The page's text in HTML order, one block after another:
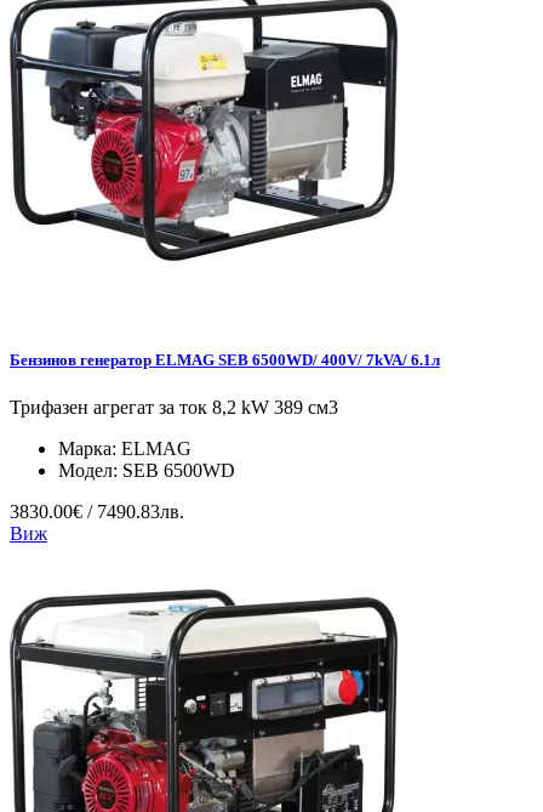
Бензинов генератор ELMAG SEB 6500WD/ 400V/ 7kVA/ 6.1л
Трифазен агрегат за ток 8,2 kW 389 см3
Марка: ELMAG
Модел: SEB 6500WD
3830.00€ / 7490.83лв.
Виж